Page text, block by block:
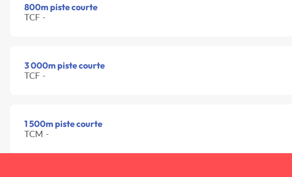
800m piste courte
TCF -
3 000m piste courte
TCF -
1 500m piste courte
TCM -